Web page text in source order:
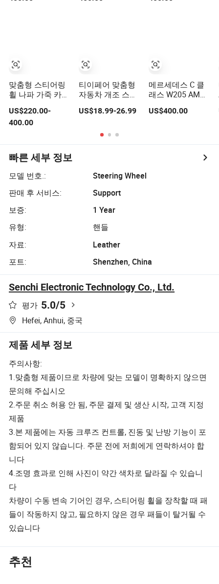
맞춤형 스티어링
휠 나파 가죽 카본
파이버 범용 메르
세데스 G-클래스
CLA GLA AMG 수
OEM/ODM
US$220.00-
400.00
티이페어 맞춤형
자동차 개조 스티
어링 휠 350mm
스웨이드 가죽 레
어링 휠
US$18.99-26.99
메르세데스 C 클
래스 W205 AMG
C43 C63 카본 파
이버 스티어링 휠
US$400.00
빠른 세부 정보
모델 번호.:
Steering Wheel
판매 후 서비스:
Support
보증:
1 Year
유형:
핸들
자료:
Leather
포트:
Shenzhen, China
Senchi Electronic Technology Co., Ltd.
평가 5.0/5
Hefei, Anhui, 중국
제품 세부 정보
주의사항:
1.맞춤형 제품이므로 차량에 맞는 모델이 명확하지 않으면
문의해 주십시오
2.주문 취소 허용 안 됨, 주문 결제 및 생산 시작, 고객 지정
제품
3.본 제품에는 자동 크루즈 컨트롤, 진동 및 난방 기능이 포
함되어 있지 않습니다. 주문 전에 저희에게 연락하셔야 합
니다
4.조명 효과로 인해 사진이 약간 색차로 달라질 수 있습니
다
차량이 수동 변속 기어인 경우, 스티어링 휠을 장착할 때 패
들이 작동하지 않고, 필요하지 않은 경우 패들이 탈거될 수
있습니다
추천